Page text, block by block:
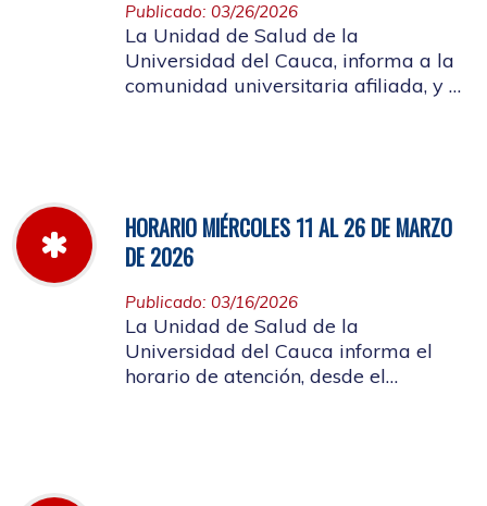
Publicado: 03/26/2026
La Unidad de Salud de la
Universidad del Cauca, informa a la
comunidad universitaria afiliada, y a
HORARIO MIÉRCOLES 11 AL 26 DE MARZO
DE 2026
Publicado: 03/16/2026
La Unidad de Salud de la
Universidad del Cauca informa el
horario de atención, desde el